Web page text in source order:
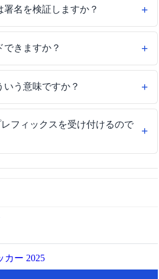
カー 2025
署名を検証しますか？
できますか？
いう意味ですか？
フィックスを受け付けるので